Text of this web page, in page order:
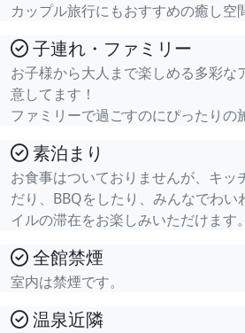
カップル旅行にもおすすめの癒し空
子連れ・ファミリー
お子様から大人まで楽しめる多彩な
意してます！
ファミリーで過ごすのにぴったりの
素泊まり
お食事はついておりませんが、キッ
だり、BBQをしたり、みんなでわい
イルの滞在をお楽しみいただけます。
全館禁煙
室内は禁煙です。
温泉近隣